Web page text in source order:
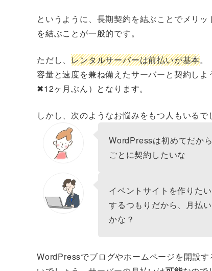
というように、長期契約を結ぶことでメリ
を結ぶことが一般的です。
ただし、レンタルサーバーは前払いが基本。
容量と速度を兼ね備えたサーバーと契約しよ
✖12ヶ月ぶん）となります。
しかし、次のようなお悩みをもつ人もいるで
WordPressは初めてだか
ごとに契約したいな
イベントサイトを作りた
するつもりだから、月払
かな？
WordPressでブログやホームページを開設